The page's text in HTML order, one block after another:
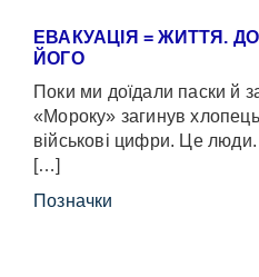
ЕВАКУАЦІЯ = ЖИТТЯ.
ЙОГО
Поки ми доїдали паски й
«Мороку» загинув
військові цифри. Це
[…]
Позначки